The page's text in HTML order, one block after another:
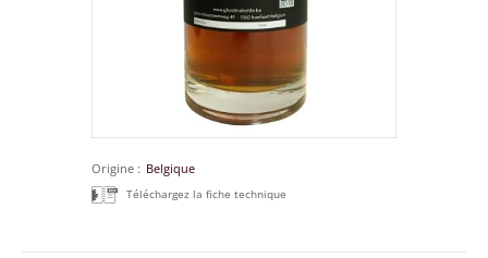
Origine Belgique
Téléchargez la fiche technique